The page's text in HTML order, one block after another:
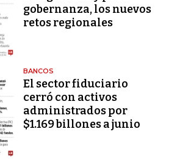
gobernanza, los nuevos
retos regionales
BANCOS
El sector fiduciario
cerró con activos
administrados por
$1.169 billones a junio